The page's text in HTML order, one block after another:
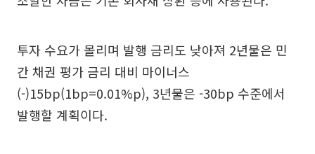
투자 수요가 몰리며 발행 금리도 낮아져 2년물은 민
간 채권 평가 금리 대비 마이너스
(-)15bp(1bp=0.01%p), 3년물은 -30bp 수준에서
발행할 계획이다.